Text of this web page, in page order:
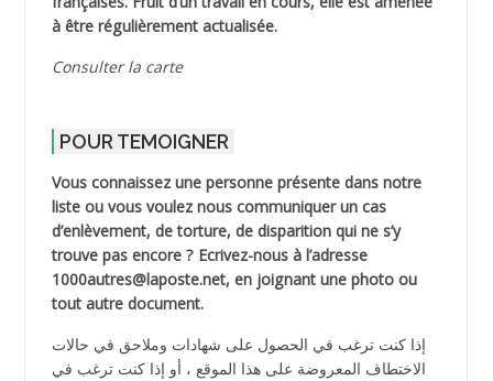
à être régulièrement actualisée.
Consulter la carte
POUR TEMOIGNER
Vous connaissez une personne présente dans notre
liste ou vous voulez nous communiquer un cas
d’enlèvement, de torture, de disparition qui ne s’y
trouve pas encore ? Ecrivez-nous à l’adresse
1000autres@laposte.net, en joignant une photo ou
tout autre document.
إذا كنت ترغب في الحصول على شهادات وملاحق في حالات
الاختطاف المعروضة على هذا الموقع ، أو إذا كنت ترغب في